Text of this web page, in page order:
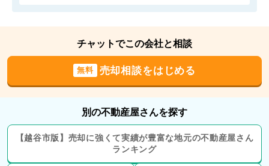
4,500万円
埼玉県越谷市大字大林
㎡
チャットでこの会社と相談
無料 売却相談をはじめる
別の不動産屋さんを探す
【越谷市版】 売却に強くて実績が豊富な地元の不動産屋さん
ランキング